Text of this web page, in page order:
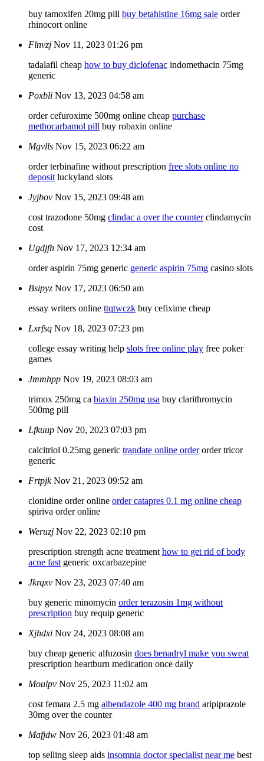
buy tamoxifen 20mg pill buy betahistine 16mg sale order
rhinocort online
Flnvzj Nov 11, 2023 01:26 pm
tadalafil cheap how to buy diclofenac indomethacin 75mg
generic
Poxbli Nov 13, 2023 04:58 am
order cefuroxime 500mg online cheap purchase
methocarbamol pill buy robaxin online
Mgvlls Nov 15, 2023 06:22 am
order terbinafine without prescription free slots online no
deposit luckyland slots
Jyjbov Nov 15, 2023 09:48 am
cost trazodone 50mg clindac a over the counterclindamycin
cost
Ugdjfh Nov 17, 2023 12:34 am
order aspirin 75mg generic generic aspirin 75mg casino slots
Bsipyz Nov 17, 2023 06:50 am
essay writers online ttqtwczk buy cefixime cheap
Lxrfsq Nov 18, 2023 07:23 pm
college essay writing help slots free online play free poker
games
Jmmhpp Nov 19, 2023 08:03 am
trimox 250mg ca biaxin 250mg usa buy clarithromycin
500mg pill
Lfkuup Nov 20, 2023 07:03 pm
calcitriol 0.25mg generic trandate online orderorder tricor
generic
Frtpjk Nov 21, 2023 09:52 am
clonidine order online order catapres 0.1 mg online cheap
spiriva order online
Weruzj Nov 22, 2023 02:10 pm
prescription strength acne treatment how to get rid of body
acne fast generic oxcarbazepine
Jkrqxv Nov 23, 2023 07:40 am
buy generic minomycin order terazosin 1mg without
prescription buy requip generic
Xjhdxi Nov 24, 2023 08:08 am
buy cheap generic alfuzosin does benadryl make you sweat
prescription heartburn medication once daily
Moulpv Nov 25, 2023 11:02 am
cost femara 2.5 mg albendazole 400 mg brand aripiprazole
30mg over the counter
Mafjdw Nov 26, 2023 01:48 am
top selling sleep aids insomnia doctor specialist near me best